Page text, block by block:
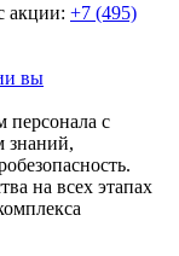
акции: +7 (495)
вы
с
знаний,
на всех этапах